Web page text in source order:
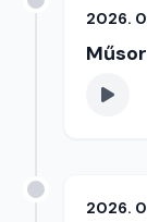
2026.
2026.